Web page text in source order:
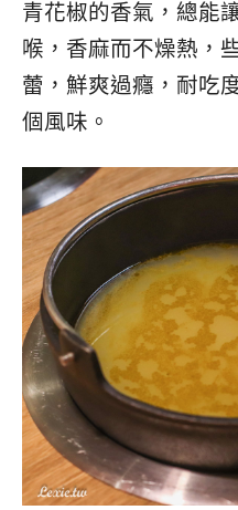
青花椒的香氣，總能
喉，香麻而不燥熱，
蕾，鮮爽過癮，耐吃
個風味。